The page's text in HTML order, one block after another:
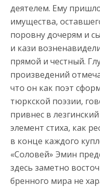
деятелем. Ему
имущества,
поровну дочерям и
и кази
прямой и честный.
произведений
что он как поэт
тюркской поэзии,
привнес в
элемент стиха, как
в конце каждого
«Соловей» Эмин
здесь заметно
бренного мира не